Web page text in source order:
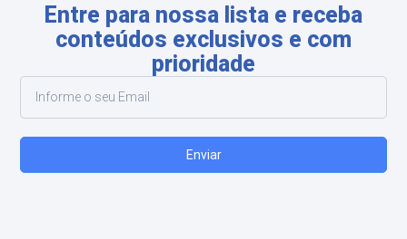
Entre para nossa lista e receba
conteúdos exclusivos e com
prioridade
Enviar